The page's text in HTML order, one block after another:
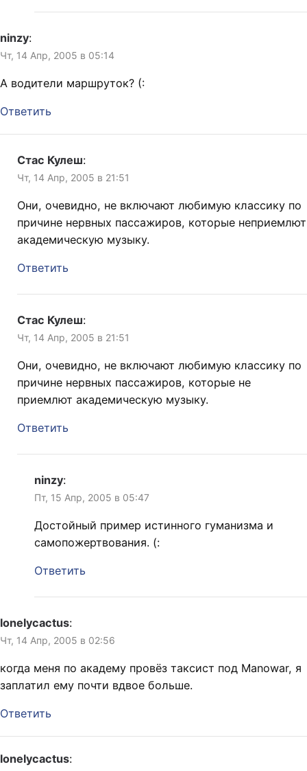
ninzy:
Чт, 14 Апр, 2005 в 05:14
А водители маршруток? (:
Ответить
Стас Кулеш:
Чт, 14 Апр, 2005 в 21:51
Они, очевидно, не включают любимую классику по
причине нервных пассажиров, которые неприемлют
академическую музыку.
Ответить
Стас Кулеш:
Чт, 14 Апр, 2005 в 21:51
Они, очевидно, не включают любимую классику по
причине нервных пассажиров, которые не
приемлют академическую музыку.
Ответить
ninzy:
Пт, 15 Апр, 2005 в 05:47
Достойный пример истинного гуманизма и
самопожертвования. (:
Ответить
lonelycactus:
Чт, 14 Апр, 2005 в 02:56
когда меня по академу провёз таксист под Manowar, я
заплатил ему почти вдвое больше.
Ответить
lonelycactus: